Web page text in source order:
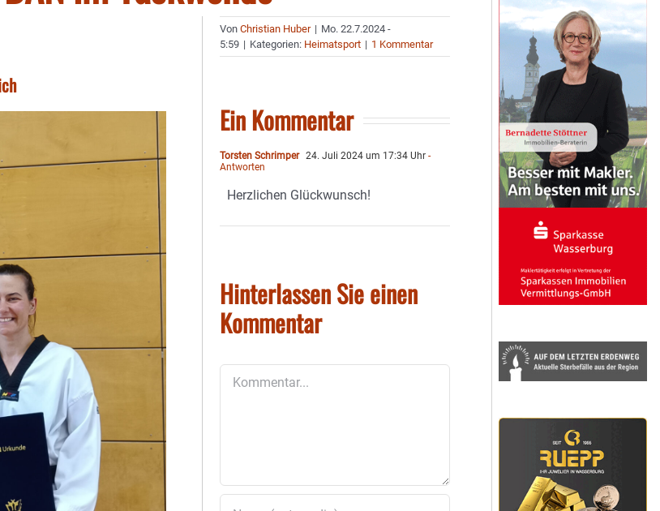
VonChristian Huber | Mo. 22.7.2024 -
5:59 | Kategorien: Heimatsport | 1 Kommentar
Ein Kommentar
Torsten Schrimper 24. Juli 2024 um 17:34 Uhr -
Antworten
Herzlichen Glückwunsch!
Hinterlassen Sie einen
Kommentar